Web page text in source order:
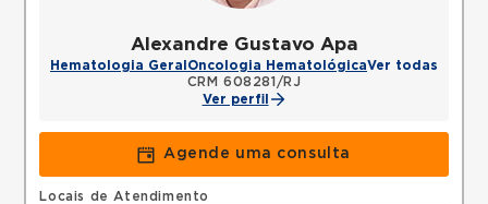
Alexandre Gustavo Apa
Hematologia Geral Oncologia HematológicaVer todas
CRM 608281/RJ
Ver perfil
Agende uma consulta
Locais de Atendimento